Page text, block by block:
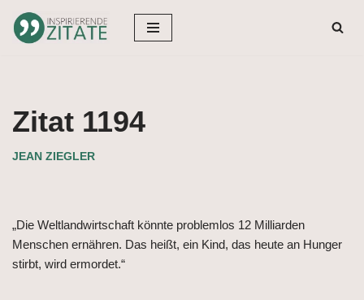
Zum
Zitat 1194
JEAN ZIEGLER
„Die Weltlandwirtschaft könnte problemlos 12 Milliarden
Menschen ernähren. Das heißt, ein Kind, das heute an Hunger
stirbt, wird ermordet.“